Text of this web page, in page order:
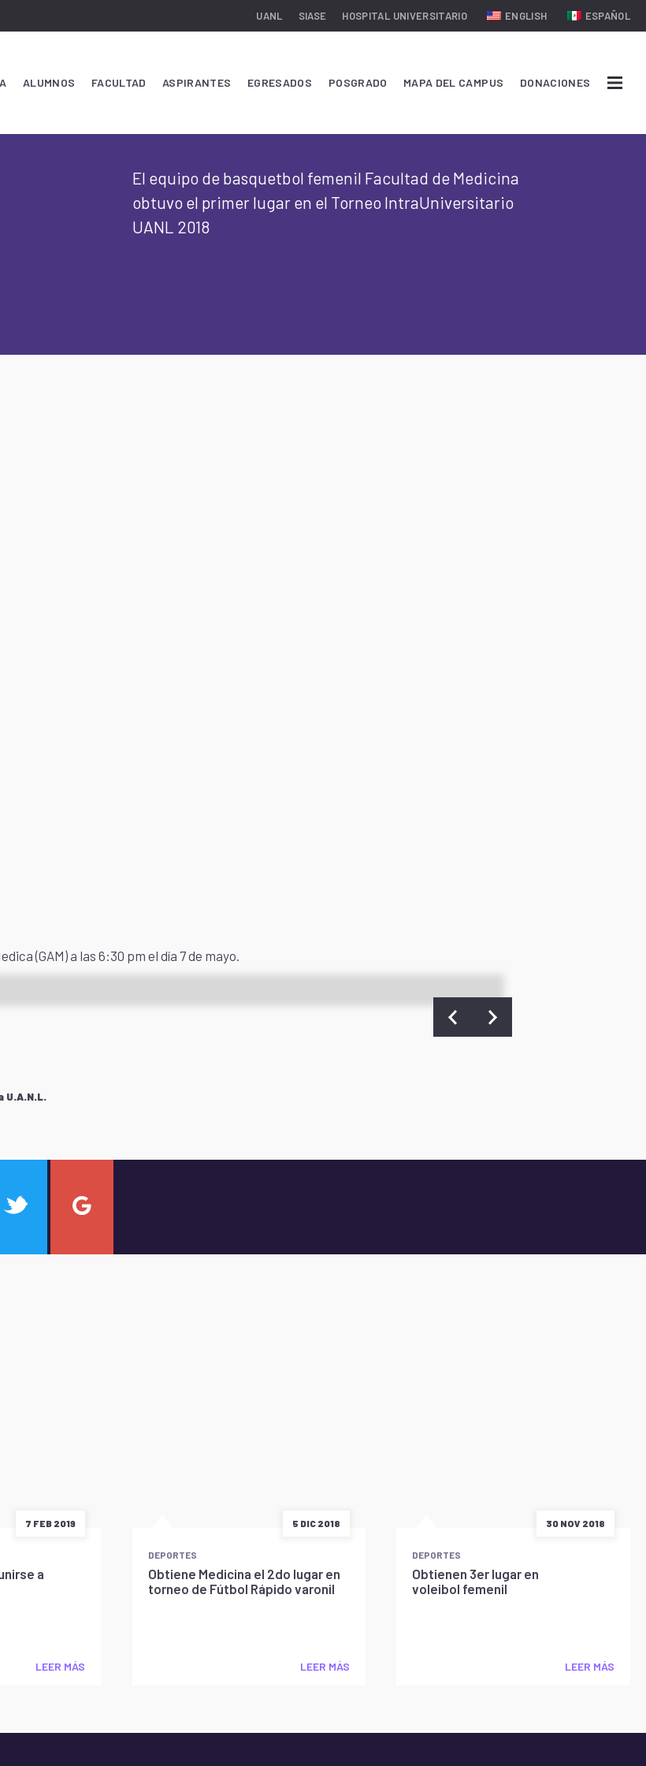
UANL SIASE HOSPITAL UNIVERSITARIO ENGLISH ESPAÑOL
ALUMNOS FACULTAD ASPIRANTES EGRESADOS POSGRADO MAPA DEL CAMPUS DONACIONES
El equipo de basquetbol femenil Facultad de Medicina
obtuvo el primer lugar en el Torneo IntraUniversitario
UANL 2018
(GAM) a las 6:30 pm el día 7 de mayo.
U.A.N.L.
7 FEB 2019
a
LEER MÁS
5 DIC 2018
DEPORTES
Obtiene Medicina el 2do lugar en
torneo de Fútbol Rápido varonil
LEER MÁS
30 NOV 2018
DEPORTES
Obtienen 3er lugar en
voleibol femenil
LEER MÁS